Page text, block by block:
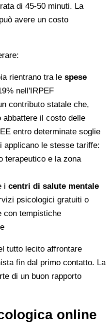
di 45-50 minuti. La
avere un costo
rientrano tra le spese
nell'IRPEF
contributo statale che,
abbattere il costo delle
entro determinate soglie
applicano le stesse tariffe:
terapeutico e la zona
i centri di salute mentale
psicologici gratuiti o
con tempistiche
tutto lecito affrontare
fin dal primo contatto. La
di un buon rapporto
online